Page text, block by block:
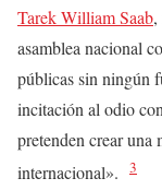
Tarek William Saab,
asamblea nacional
públicas sin ningún
incitación al odio
pretenden crear
internacional». 3